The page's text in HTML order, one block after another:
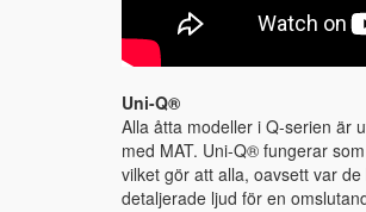
Uni-Q®
Alla åtta modeller i Q-serien är
med MAT. Uni-Q® fungerar
vilket gör att alla, oavsett var
detaljerade ljud för en